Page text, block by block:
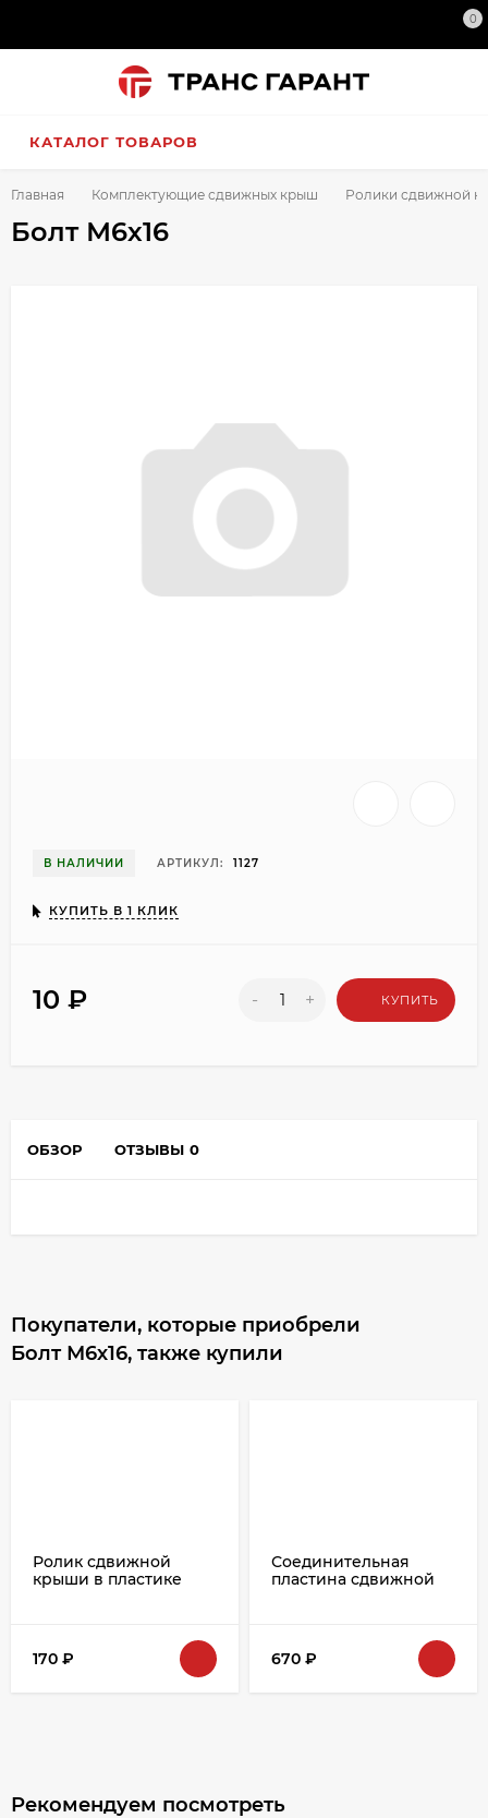
0
КАТАЛОГ ТОВАРОВ
Главная Комплектующие сдвижных крыш Ролики сдвижной
Болт М6х16
В НАЛИЧИИ АРТИКУЛ: 1127
КУПИТЬ В 1 КЛИК
10 ₽ - + КУПИТЬ
ОБЗОР ОТЗЫВЫ 0
Покупатели, которые приобрели
Болт М6х16, также купили
Ролик сдвижной
крыши в пластике
170 ₽
Соединительная
пластина сдвижной
670 ₽
Рекомендуем посмотреть